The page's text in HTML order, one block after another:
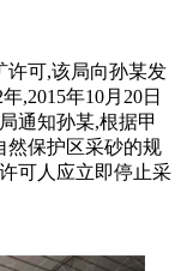
许可,该局向孙某发
,2015年10月20日
通知孙某,根据甲
然保护区采砂的规
可人应立即停止采